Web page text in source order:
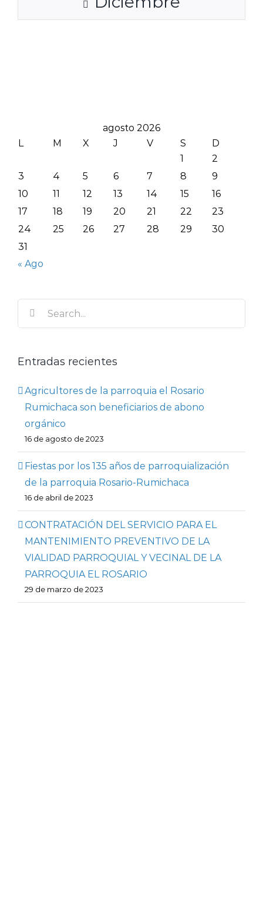
agosto 2026
L
M X J V S
D
1
2
3
4 5 6 7 8
9
10
11 12 13 14 15
16
17
18 19 20 21 22
23
24
25 26 27 28 29
30
31
« Ago
Entradas recientes
Agricultores de la parroquia el Rosario
Rumichaca son beneficiarios de abono
orgánico
16 de agosto de 2023
Fiestas por los 135 años de parroquialización
de la parroquia Rosario-Rumichaca
16 de abril de 2023
CONTRATACIÓN DEL SERVICIO PARA EL
MANTENIMIENTO PREVENTIVO DE LA
VIALIDAD PARROQUIAL Y VECINAL DE LA
PARROQUIA EL ROSARIO
29 de marzo de 2023